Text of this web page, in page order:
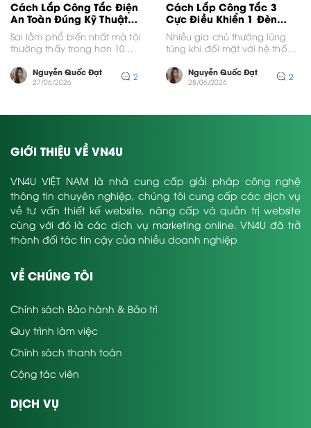
Cách Lắp Công Tắc Điện
An Toàn Đúng Kỹ Thuật
Tại Nhà
Sai lầm phổ biến nhất mà tôi
thường thấy trong hơn 10
Nguyễn Quốc Đạt
27/06/2026 2
Cách Lắp Công Tắc 3
Cực Điều Khiển 1 Đèn
Đúng Kỹ Thuật
Nhiều gia chủ thường lúng
túng khi đối mặt với hệ thống
Nguyễn Quốc Đạt
28/06/2026 2
GIỚI THIỆU VỀ VN4U
VN4U VIỆT NAM là nhà cung cấp giải pháp công nghệ
thông tin chuyên nghiệp, chúng tôi cung cấp các dịch vụ
về tư vấn thiết kế website, nâng cấp và quản trị website
cùng với đó là các dịch vụ marketing online. VN4U đã trở
thành đối tác tin cậy của nhiều doanh nghiệp
VỀ CHÚNG TÔI
Chính sách Bảo hành & Bảo trì
Quy trình làm việc
Chính sách thanh toán
Cộng tác viên
DỊCH VỤ